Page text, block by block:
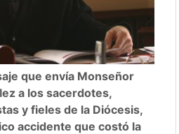
que envía Monseñor
a los sacerdotes,
y fieles de la Diócesis,
accidente que costó la